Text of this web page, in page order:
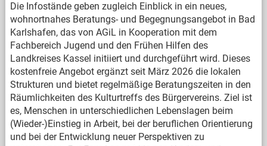
Die Infostände geben zugleich Einblick in ein neues,
wohnortnahes Beratungs- und Begegnungsangebot in Bad
Karlshafen, das von AGiL in Kooperation mit dem
Fachbereich Jugend und den Frühen Hilfen des
Landkreises Kassel initiiert und durchgeführt wird. Dieses
kostenfreie Angebot ergänzt seit März 2026 die lokalen
Strukturen und bietet regelmäßige Beratungszeiten in den
Räumlichkeiten des Kulturtreffs des Bürgervereins. Ziel ist
es, Menschen in unterschiedlichen Lebenslagen beim
(Wieder-)Einstieg in Arbeit, bei der beruflichen Orientierung
und bei der Entwicklung neuer Perspektiven zu